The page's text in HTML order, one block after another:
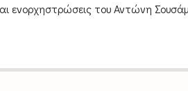
ενορχηστρώσεις του Αντώνη